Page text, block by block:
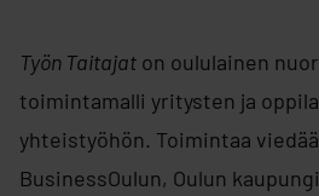
Työn Taitajat on oululainen
toimintamalli yritysten ja
yhteistyöhön. Toimintaa
BusinessOulun, Oulun